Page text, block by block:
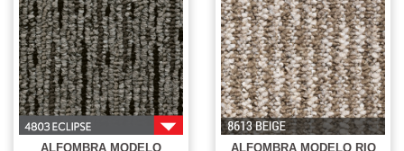
ALFOMBRA MODELO
ALFOMBRA MODELO RIO